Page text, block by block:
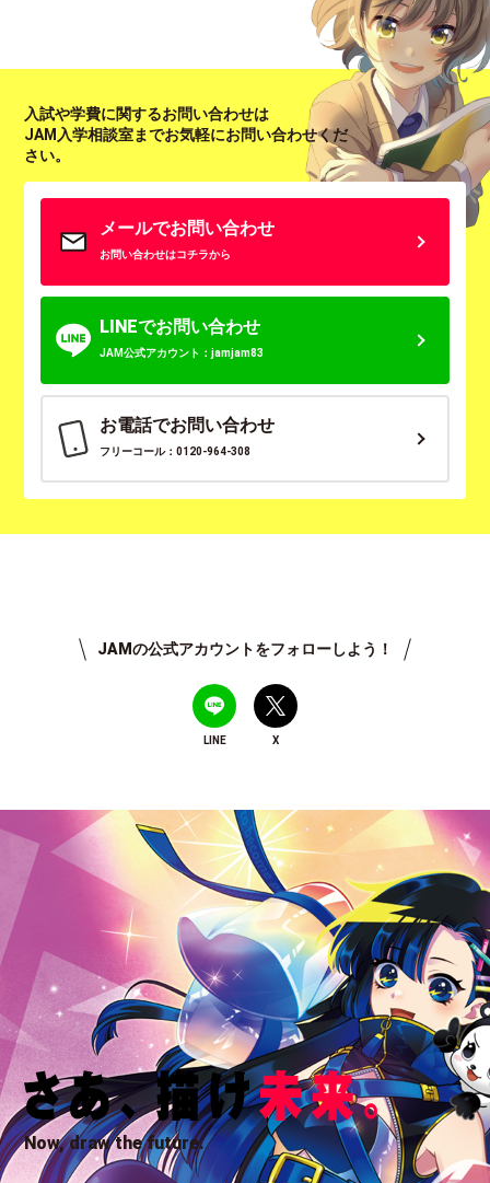
入試や学費に関するお問い合わせは
JAM入学相談室までお気軽にお問い合わせくだ
さい。
メールでお問い合わせ
お問い合わせはコチラから
LINEでお問い合わせ
JAM公式アカウント：jamjam83
お電話でお問い合わせ
フリーコール：0120-964-308
JAMの公式アカウントをフォローしよう！
LINE X
Now, draw the future.